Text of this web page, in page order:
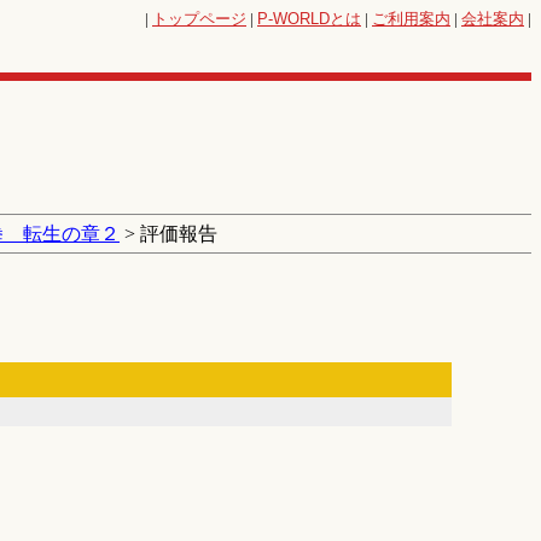
| トップページ | P-WORLDとは | ご利用案内 | 会社案内 |
転生の章２ > 評価報告